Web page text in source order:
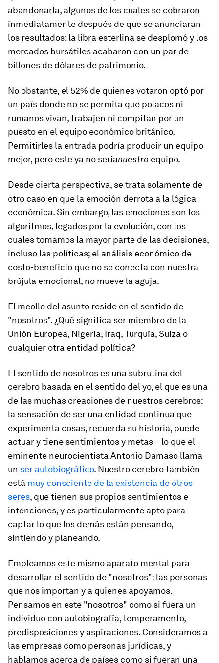
abandonarla, algunos de los cuales se cobraron
inmediatamente después de que se anunciaran
los resultados: la libra esterlina se desplomó y los
mercados bursátiles acabaron con un par de
billones de dólares de patrimonio.
No obstante, el 52% de quienes votaron optó por
un país donde no se permita que polacos ni
rumanos vivan, trabajen ni compitan por un
puesto en el equipo económico británico.
Permitirles la entrada podría producir un equipo
mejor, pero este ya no seríanuestro equipo.
Desde cierta perspectiva, se trata solamente de
otro caso en que la emoción derrota a la lógica
económica. Sin embargo, las emociones son los
algoritmos, legados por la evolución, con los
cuales tomamos la mayor parte de las decisiones,
incluso las políticas; el análisis económico de
costo-beneficio que no se conecta con nuestra
brújula emocional, no mueve la aguja.
El meollo del asunto reside en el sentido de
"nosotros". ¿Qué significa ser miembro de la
Unión Europea, Nigeria, Iraq, Turquía, Suiza o
cualquier otra entidad política?
El sentido de nosotros es una subrutina del
cerebro basada en el sentido del yo, el que es una
de las muchas creaciones de nuestros cerebros:
la sensación de ser una entidad continua que
experimenta cosas, recuerda su historia, puede
actuar y tiene sentimientos y metas – lo que el
eminente neurocientista Antonio Damaso llama
un ser autobiográfico. Nuestro cerebro también
está muy consciente de la existencia de otros
seres, que tienen sus propios sentimientos e
intenciones, y es particularmente apto para
captar lo que los demás están pensando,
sintiendo y planeando.
Empleamos este mismo aparato mental para
desarrollar el sentido de "nosotros": las personas
que nos importan y a quienes apoyamos.
Pensamos en este "nosotros" como si fuera un
individuo con autobiografía, temperamento,
predisposiciones y aspiraciones. Consideramos a
las empresas como personas jurídicas, y
hablamos acerca de países como si fueran una